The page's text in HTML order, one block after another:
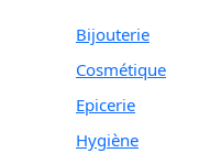
Bijouterie
Cosmétique
Epicerie
Hygiène